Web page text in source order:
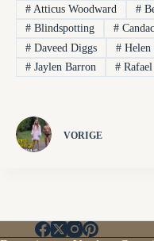
#Atticus Woodward #
#Blindspotting #
#Daveed Diggs #Helen
#Jaylen Barron #Rafael
VORIGE